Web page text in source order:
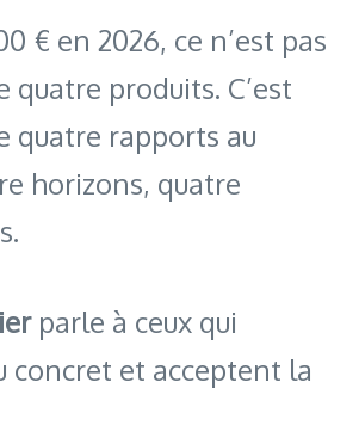
€ en 2026, ce n’est pas
quatre produits. C’est
quatre rapports au
horizons, quatre
parle à ceux qui
concret et acceptent la